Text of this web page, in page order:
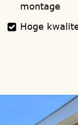
montage
Hoge